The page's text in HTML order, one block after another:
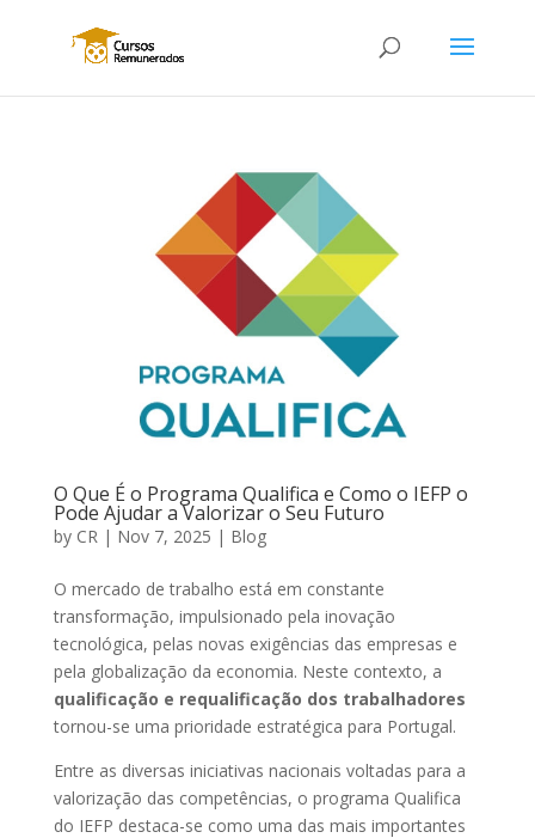
O Que É o Programa Qualifica e Como o IEFP o
Pode Ajudar a Valorizar o Seu Futuro
by CR| Nov 7, 2025 | Blog
O mercado de trabalho está em constante
transformação, impulsionado pela inovação
tecnológica, pelas novas exigências das empresas e
pela globalização da economia. Neste contexto, a
qualificação e requalificação dos trabalhadores
tornou-se uma prioridade estratégica para Portugal.
Entre as diversas iniciativas nacionais voltadas para a
valorização das competências, o programa Qualifica
do IEFP destaca-se como uma das mais importantes